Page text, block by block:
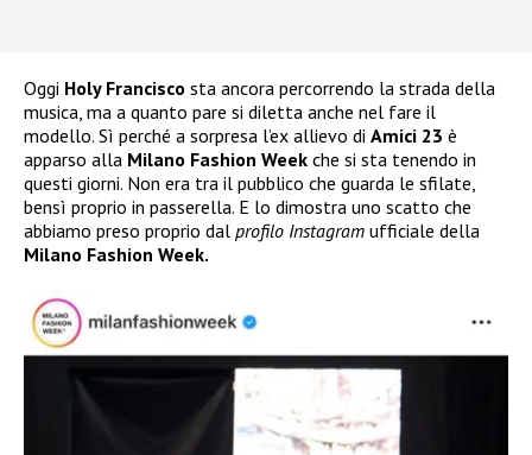
Oggi Holy Francisco sta ancora percorrendo la strada della
musica, ma a quanto pare si diletta anche nel fare il
modello. Sì perché a sorpresa l’ex allievo di Amici 23 è
apparso alla Milano Fashion Week che si sta tenendo in
questi giorni. Non era tra il pubblico che guarda le sfilate,
bensì proprio in passerella. E lo dimostra uno scatto che
abbiamo preso proprio dal profilo Instagram ufficiale della
Milano Fashion Week.